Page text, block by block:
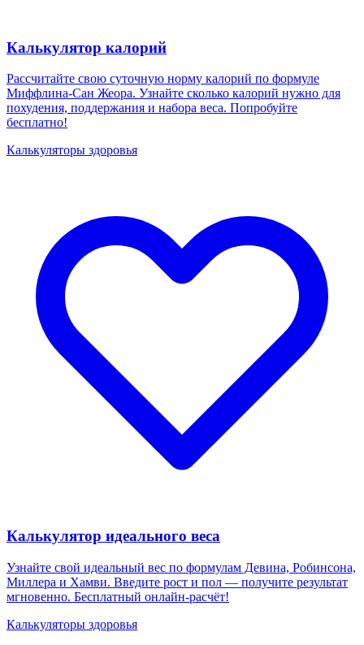
Калькулятор калорий
Рассчитайте свою суточную норму калорий по формуле
Миффлина-Сан Жеора. Узнайте сколько калорий нужно для
похудения, поддержания и набора веса. Попробуйте
бесплатно!
Калькуляторы здоровья
Калькулятор идеального веса
Узнайте свой идеальный вес по формулам Девина, Робинсона,
Миллера и Хамви. Введите рост и пол — получите результат
мгновенно. Бесплатный онлайн-расчёт!
Калькуляторы здоровья